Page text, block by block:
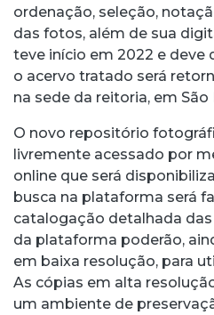
ordenação, seleção,
das fotos, além de sua
teve início em 2022 e deve
o acervo tratado será
na sede da reitoria, em São
O novo repositório
livremente acessado por
online que será
busca na plataforma será
catalogação detalhada
da plataforma poderão,
em baixa resolução, para
As cópias em alta
um ambiente de